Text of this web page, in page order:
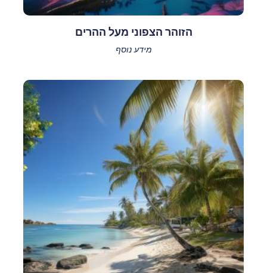
הזוהר הצפוני מעל ההרים
מידע נוסף